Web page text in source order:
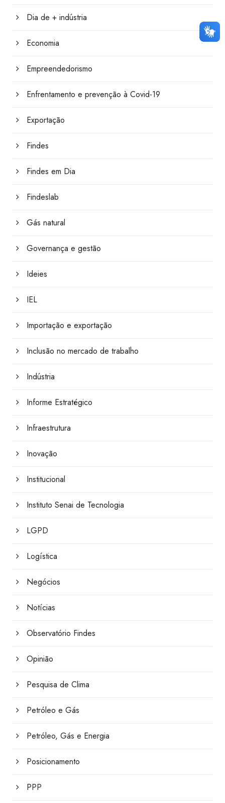
Dia de + indústria
Economia
Empreendedorismo
Enfrentamento e prevenção à Covid-19
Exportação
Findes
Findes em Dia
Findeslab
Gás natural
Governança e gestão
Ideies
IEL
Importação e exportação
Inclusão no mercado de trabalho
Indústria
Informe Estratégico
Infraestrutura
Inovação
Institucional
Instituto Senai de Tecnologia
LGPD
Logística
Negócios
Notícias
Observatório Findes
Opinião
Pesquisa de Clima
Petróleo e Gás
Petróleo, Gás e Energia
Posicionamento
PPP